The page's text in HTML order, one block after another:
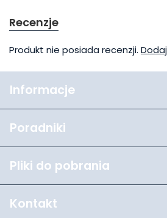
Recenzje
Produkt nie posiada recenzji.
Informacje
Poradniki
Pliki do pobrania
Kontakt